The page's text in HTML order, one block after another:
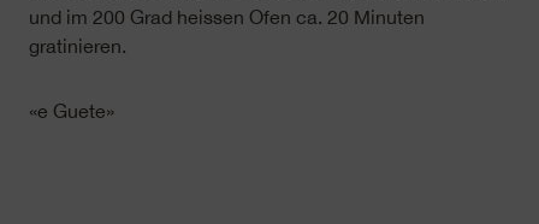
und im 200 Grad heissen Ofen ca. 20 Minuten
gratinieren.
«e Guete»